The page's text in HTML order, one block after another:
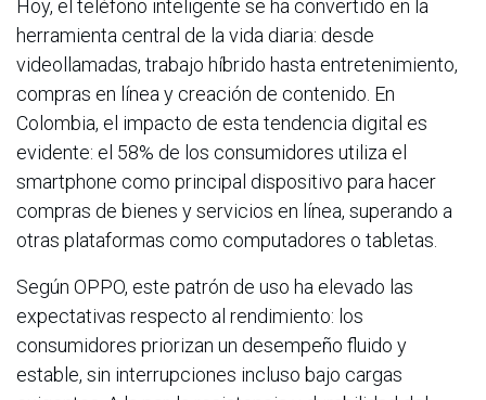
Hoy, el teléfono inteligente se ha convertido en la
herramienta central de la vida diaria: desde
videollamadas, trabajo híbrido hasta entretenimiento,
compras en línea y creación de contenido. En
Colombia, el impacto de esta tendencia digital es
evidente: el 58% de los consumidores utiliza el
smartphone como principal dispositivo para hacer
compras de bienes y servicios en línea, superando a
otras plataformas como computadores o tabletas.
Según OPPO, este patrón de uso ha elevado las
expectativas respecto al rendimiento: los
consumidores priorizan un desempeño fluido y
estable, sin interrupciones incluso bajo cargas